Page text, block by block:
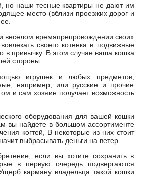
но наши тесные квартиры не дают им
место (вблизи проезжих дорог и
веселом времяпрепровождении своих
своего котенка в подвижные
в привычку. В этом случае ваша кошка
стороны.
игрушек и любых предметов,
например, или русские и прочие
и сам хозяин получает возможность
оборудования для вашей кошки
вы найдете в большом ассортименте
когтей, В некоторые из них стоит
выбрасывать деньги на ветер.
если вы хотите сохранить в
в первую очередь подвергаются
карману владельца такой кошки